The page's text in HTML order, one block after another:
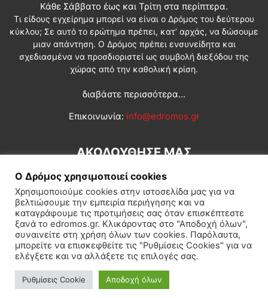
Κάθε Σάββατο έως και Τρίτη στα περίπτερα.
Τι είδους εγχείρημα μπορεί να είναι ο Δρόμος του δεύτερου
κύκλου; Σε αυτό το ερώτημα πρέπει, κατ’ αρχάς, να δώσουμε
μιαν απάντηση. Ο Δρόμος πρέπει ενσυνείδητα και
σχεδιασμένα να προσδιοριστεί ως συμβολή διεξόδου της
χώρας από την καθολική κρίση.
διαβάστε περισσότερα...
Επικοινωνία: info@edromos.gr
ΑΚΟΛΟΥΘΗΣΕ ΜΑΣ
Εγγραφή συνδρομητή Πολιτική Διεθνή Κοινωνία
Πολιτισμός Αφιερώματα
© Δρόμος της Αριστεράς
Ο Δρόμος χρησιμοποιεί cookies
Χρησιμοποιούμε cookies στην ιστοσελίδα μας για να
βελτιώσουμε την εμπειρία περιήγησης και να
καταγράφουμε τις προτιμήσεις σας όταν επισκέπτεστε
ξανά το edromos.gr. Κλικάροντας στο "Αποδοχή όλων",
συναινείτε στη χρήση όλων των cookies. Παρόλαυτα,
μπορείτε να επισκεφθείτε τις "Ρυθμίσεις Cookies" για να
ελέγξετε και να αλλάξετε τις επιλογές σας.
Ρυθμίσεις Cookie Αποδοχή όλων